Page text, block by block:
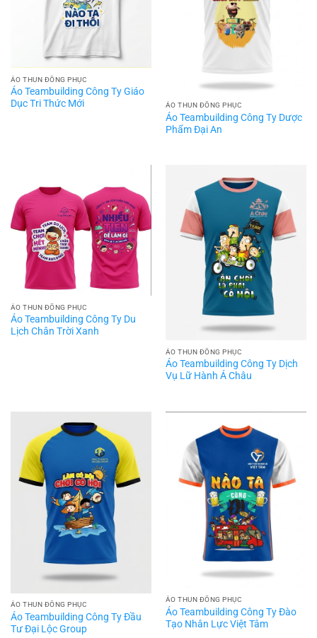
ÁO THUN ĐỒNG PHỤC
Áo Teambuilding Công Ty Giáo
Dục Tri Thức Mới
ÁO THUN ĐỒNG PHỤC
Áo Teambuilding Công Ty Dược
Phẩm Đại An
ÁO THUN ĐỒNG PHỤC
Áo Teambuilding Công Ty Du
Lịch Chân Trời Xanh
ÁO THUN ĐỒNG PHỤC
Áo Teambuilding Công Ty Dịch
Vụ Lữ Hành Á Châu
ÁO THUN ĐỒNG PHỤC
Áo Teambuilding Công Ty Đầu
Tư Đại Lộc Group
ÁO THUN ĐỒNG PHỤC
Áo Teambuilding Công Ty Đào
Tạo Nhân Lực Việt Tâm